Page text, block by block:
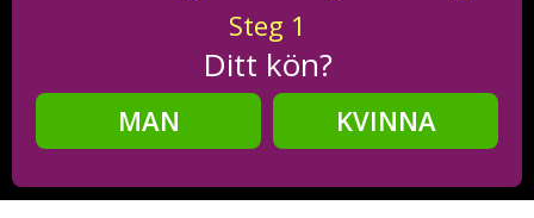
Steg 1
Ditt kön?
MAN
KVINNA
Steg2